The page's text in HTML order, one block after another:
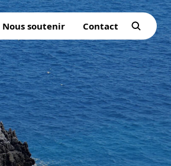
Nous soutenir Contact